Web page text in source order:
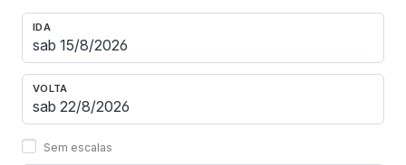
IDA
VOLTA
Sem escalas